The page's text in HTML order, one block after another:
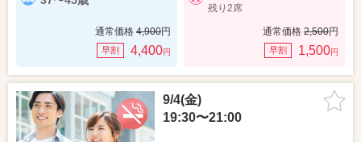
通常価格 4,900円
早割 4,400円
残り2席
通常価格 2,500円
早割 1,500円
9/4(金)
19:30〜21:00